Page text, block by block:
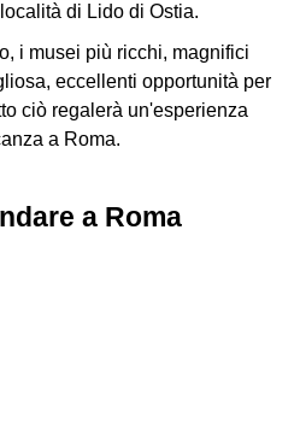
di Lido di Ostia.
i musei più ricchi, magnifici
eccellenti opportunità per
ciò regalerà un'esperienza
a Roma.
a Roma